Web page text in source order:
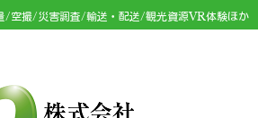
/空撮/災害調査/輸送・配送/観光資源VR体験ほか